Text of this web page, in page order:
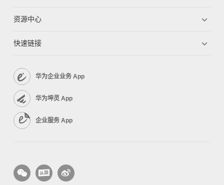
资源中心
快速链接
华为企业业务 App
华为坤灵 App
企业服务 App